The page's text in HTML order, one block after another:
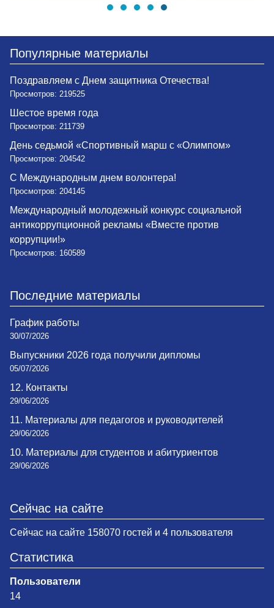
Популярные материалы
Поздравляем с Днем защитника Отечества!
Просмотров: 219525
Шестое время года
Просмотров: 211739
День седьмой «Спортивный марш с «Олимпом»
Просмотров: 204542
С Международным днем волонтера!
Просмотров: 204145
Международный молодежный конкурс социальной
антикоррупционной рекламы «Вместе против
коррупции!»
Просмотров: 160589
Последние материалы
График работы
30/07/2026
Выпускники 2026 года получили дипломы
05/07/2026
12. Контакты
29/06/2026
11. Материалы для педагогов и руководителей
29/06/2026
10. Материалы для студентов и абитуриентов
29/06/2026
Сейчас на сайте
Сейчас на сайте 158070 гостей и 4 пользователя
Статистика
Пользователи
14